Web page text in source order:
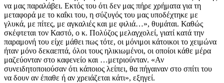
να μας παραλάβει. Εκτός του ότι δεν μας πήρε χρήματα για τη
μεταφορά με το καΐκι του, η σύζυγός του μας υποδέχτηκε με
γλυκά, με πίτες, με αγκαλιές και με φιλιά…», θυμάται. Καθώς
σκέφτεται τον Καστό, ο κ. Πολύζος μελαγχολεί, γιατί κατά την
παραμονή του είχε μάθει πως τότε, οι μόνιμοι κάτοικοι το χειμώνα
ήταν μόνο δεκαεπτά, όλοι τους ηλικιωμένοι, οι οποίοι κάθε μέρα
μαζεύονταν στο καφενείο και …μετριούνταν. «Αν
συνειδητοποιούσαν ότι κάποιος λείπει, θα πήγαιναν στο σπίτι του
να δουν αν έπαθε ή αν χρειάζεται κάτι», εξηγεί.